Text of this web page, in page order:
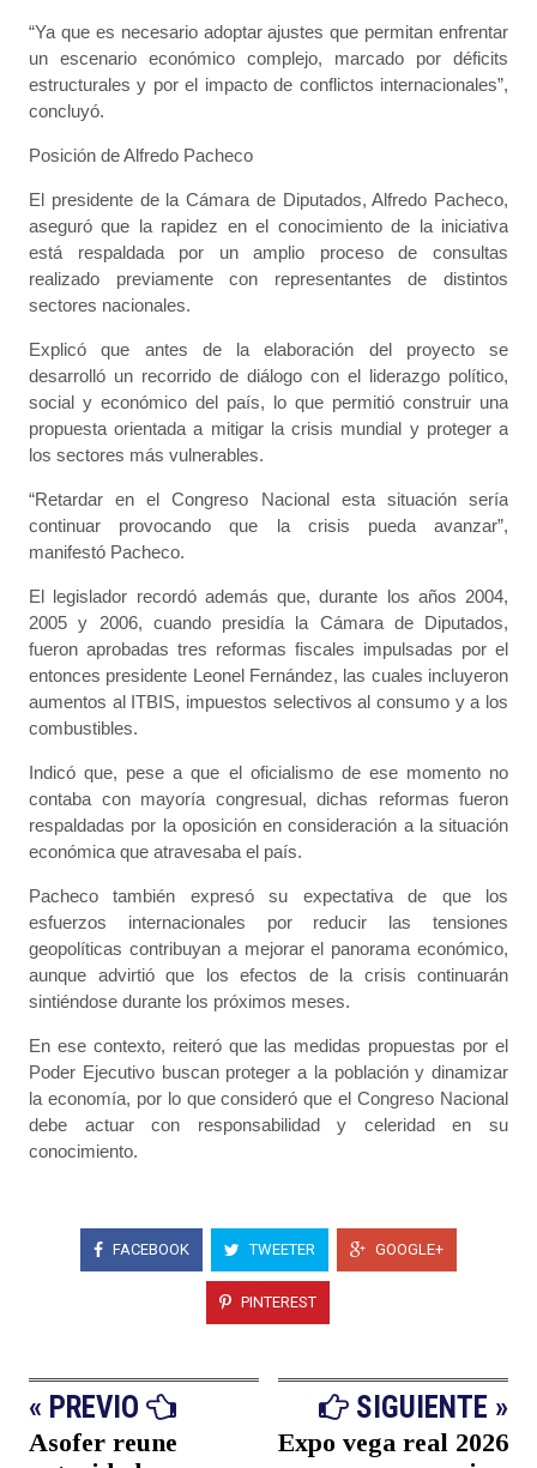
“Ya que es necesario adoptar ajustes que permitan enfrentar
un escenario económico complejo, marcado por déficits
estructurales y por el impacto de conflictos internacionales”,
concluyó.
Posición de Alfredo Pacheco
El presidente de la Cámara de Diputados, Alfredo Pacheco,
aseguró que la rapidez en el conocimiento de la iniciativa
está respaldada por un amplio proceso de consultas
realizado previamente con representantes de distintos
sectores nacionales.
Explicó que antes de la elaboración del proyecto se
desarrolló un recorrido de diálogo con el liderazgo político,
social y económico del país, lo que permitió construir una
propuesta orientada a mitigar la crisis mundial y proteger a
los sectores más vulnerables.
“Retardar en el Congreso Nacional esta situación sería
continuar provocando que la crisis pueda avanzar”,
manifestó Pacheco.
El legislador recordó además que, durante los años 2004,
2005 y 2006, cuando presidía la Cámara de Diputados,
fueron aprobadas tres reformas fiscales impulsadas por el
entonces presidente Leonel Fernández, las cuales incluyeron
aumentos al ITBIS, impuestos selectivos al consumo y a los
combustibles.
Indicó que, pese a que el oficialismo de ese momento no
contaba con mayoría congresual, dichas reformas fueron
respaldadas por la oposición en consideración a la situación
económica que atravesaba el país.
Pacheco también expresó su expectativa de que los
esfuerzos internacionales por reducir las tensiones
geopolíticas contribuyan a mejorar el panorama económico,
aunque advirtió que los efectos de la crisis continuarán
sintiéndose durante los próximos meses.
En ese contexto, reiteró que las medidas propuestas por el
Poder Ejecutivo buscan proteger a la población y dinamizar
la economía, por lo que consideró que el Congreso Nacional
debe actuar con responsabilidad y celeridad en su
conocimiento.
FACEBOOK TWEETER GOOGLE+
PINTEREST
« PREVIO
Asofer reune
SIGUIENTE »
Expo vega real 2026